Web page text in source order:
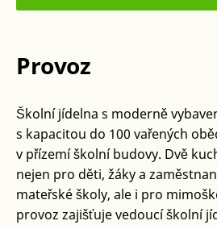
Provoz
Školní jídelna s moderně
s kapacitou do 100 vařených
v přízemí školní budovy. Dvě
nejen pro děti, žáky a
mateřské školy, ale i pro
provoz zajišťuje vedoucí školní